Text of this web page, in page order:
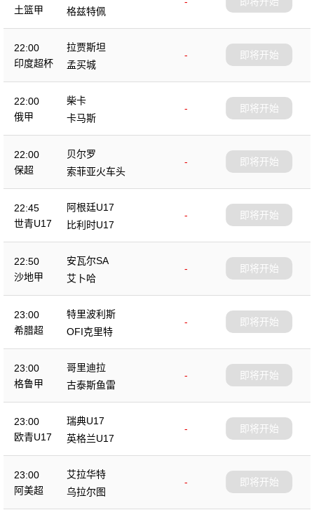
土篮甲
格兹特佩
22:00
印度超杯
拉贾斯坦
-
孟买城
即将开始
22:00
俄甲
柴卡
-
卡马斯
即将开始
22:00
保超
贝尔罗
-
索菲亚火车头
即将开始
22:45
世青U17
阿根廷U17
-
比利时U17
即将开始
22:50
沙地甲
安瓦尔SA
-
艾卜哈
即将开始
23:00
希腊超
特里波利斯
-
OFI克里特
即将开始
23:00
格鲁甲
哥里迪拉
-
古泰斯鱼雷
即将开始
23:00
欧青U17
瑞典U17
-
英格兰U17
即将开始
23:00
阿美超
艾拉华特
-
乌拉尔图
即将开始